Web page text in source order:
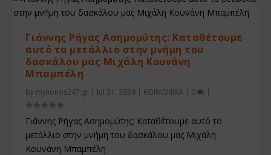
Γιάννης Ρήγας Ασημομύτης: Καταθέτουμε
αυτό το μετάλλιο στην μνήμη του
δασκάλου μας Μιχάλη Κουνάνη
Μπαμπέλη
by mykonos247.gr | Jul 31, 2024 | ΚΟΙΝΩΝΙΚΑ | 0 |
Γιάννης Ρήγας Ασημομύτης: Καταθέτουμε αυτό το
μετάλλιο στην μνήμη του δασκάλου μας Μιχάλη
Κουνάνη Μπαμπέλη